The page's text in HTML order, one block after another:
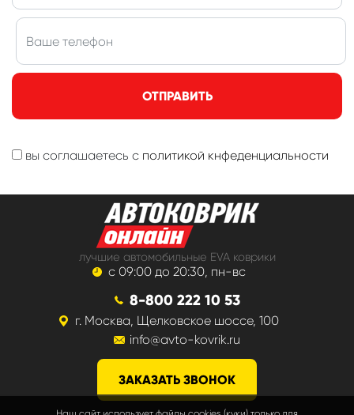
ОТПРАВИТЬ
вы соглашаетесь с политикой кнфеденциальности
лучшие автомобильные EVA коврики
с 09:00 до 20:30, пн-вс
8-800 222 10 53
г. Москва, Щелковское шоссе, 100
info@avto-kovrik.ru
ЗАКАЗАТЬ ЗВОНОК